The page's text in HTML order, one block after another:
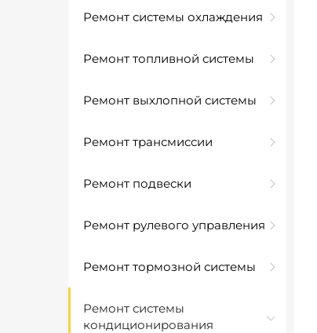
Ремонт системы охлаждения
Ремонт топливной системы
Ремонт выхлопной системы
Ремонт трансмиссии
Ремонт подвески
Ремонт рулевого управления
Ремонт тормозной системы
Ремонт системы
кондиционирования